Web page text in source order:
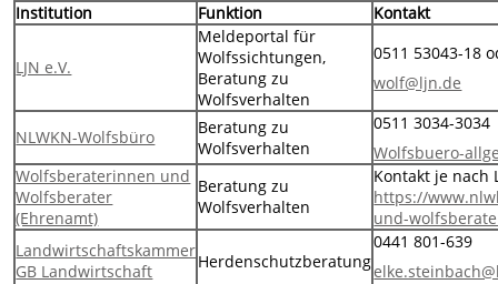
Institution Funktion Kontakt
LJN e.V.
Meldeportal für
Wolfssichtungen,
Beratung zu
Wolfsverhalten
0511 53043-18
wolf@ljn.de
NLWKN-Wolfsbüro
Beratung zu
Wolfsverhalten
0511 3034-3034
Wolfsbuero-
Wolfsberaterinnen und
Wolfsberater
(Ehrenamt)
Beratung zu
Wolfsverhalten
Kontakt je nach
https://
und-
Landwirtschaftskammer
GB Landwirtschaft
Herdenschutzberatung
0441 801-639